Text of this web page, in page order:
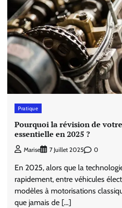
Pratique
Pourquoi la révision de
essentielle en 2025 ?
Marise 7 Juillet 2025 0
En 2025, alors que la
rapidement, entre véhicules
modèles à motorisations
que jamais de […]